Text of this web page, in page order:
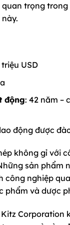
trọng
triệu USD
động: 42 năm –
động được
không gỉ với
sản phẩm
công nghiệp
phẩm và dược
Kitz Corporation